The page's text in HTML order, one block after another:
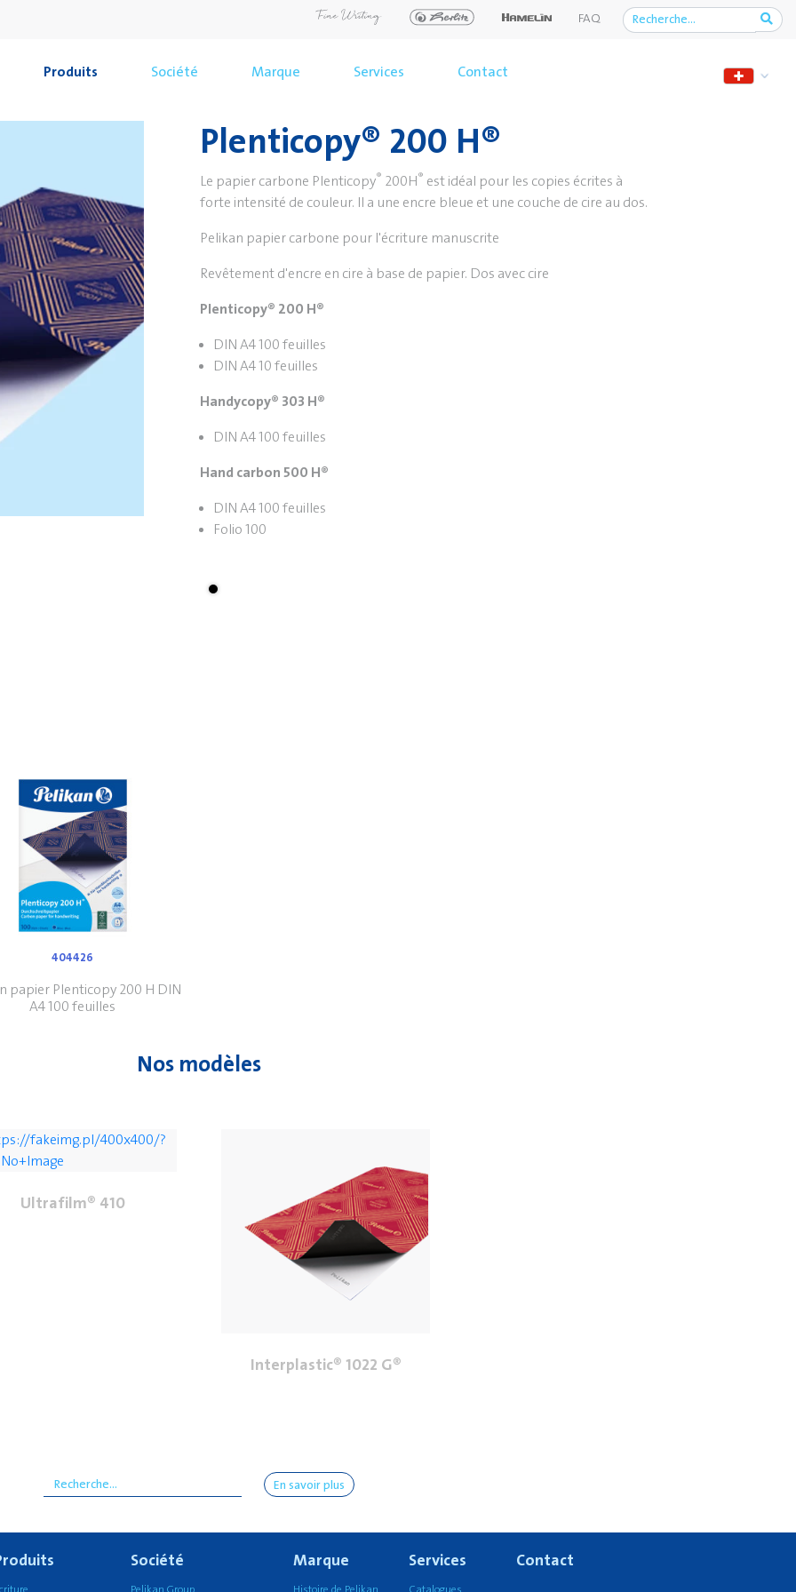
FAQ
Produits Société Marque Services Contact
Plenticopy® 200 H®
Le papier carbone Plenticopy® 200H® est idéal pour les copies écrites à
forte intensité de couleur. Il a une encre bleue et une couche de cire au dos.
Pelikan papier carbone pour l'écriture manuscrite
Revêtement d'encre en cire à base de papier. Dos avec cire
Plenticopy® 200 H®
DIN A4 100 feuilles
DIN A4 10 feuilles
Handycopy® 303 H®
DIN A4 100 feuilles
Hand carbon 500 H®
DIN A4 100 feuilles
Folio 100
404426
papier Plenticopy 200 H DIN
A4 100 feuilles
Nos modèles
Ultrafilm® 410
Interplastic® 1022 G®
En savoir plus
Société Marque Services Contact